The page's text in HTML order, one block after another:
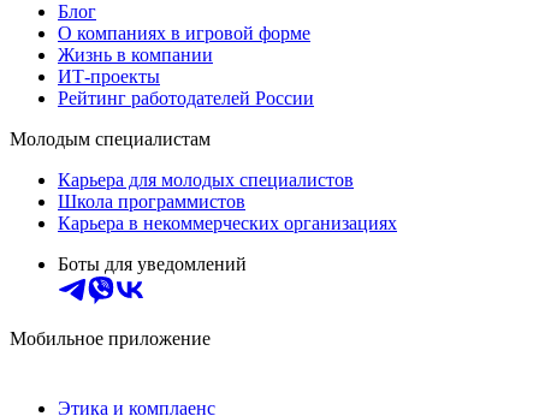
Блог
О компаниях в игровой форме
Жизнь в компании
ИТ-проекты
Рейтинг работодателей России
Молодым специалистам
Карьера для молодых специалистов
Школа программистов
Карьера в некоммерческих организациях
Боты для уведомлений
Мобильное приложение
Этика и комплаенс